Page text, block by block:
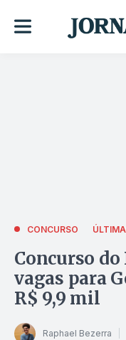
CONCURSO
Concurso
vagas para
R$ 9,9 mil
Raphael Bezerra